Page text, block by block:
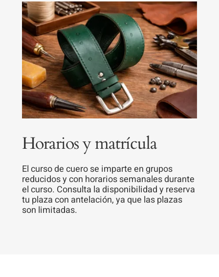
Horarios y matrícula
El curso de cuero se imparte en grupos
reducidos y con horarios semanales durante
el curso. Consulta la disponibilidad y reserva
tu plaza con antelación, ya que las plazas
son limitadas.